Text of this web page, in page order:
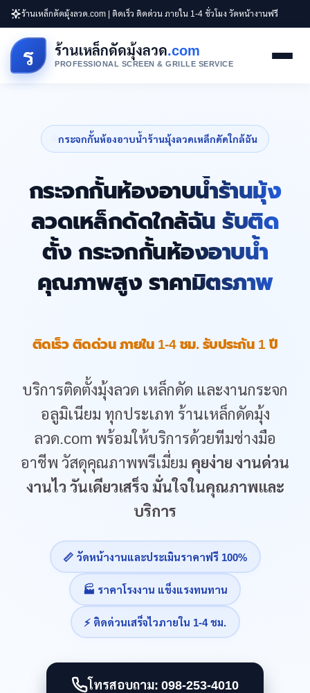
ร้านเหล็กดัดมุ้งลวด.com | ติดเร็ว ติดด่วน ภายใน 1-4 ชั่วโมง วัดหน้างานฟรี
ร ร้านเหล็กดัดมุ้งลวด.com
PROFESSIONAL SCREEN & GRILLE SERVICE
กระจกกั้นห้องอาบน้ำร้านมุ้งลวดเหล็กดัดใกล้ฉัน
กระจกกั้นห้องอาบน้ำร้านมุ้ง
ลวดเหล็กดัดใกล้ฉัน รับติด
ตั้ง กระจกกั้นห้องอาบน้ำ
คุณภาพสูง ราคามิตรภาพ
ติดเร็ว ติดด่วน ภายใน 1-4 ชม. รับประกัน 1 ปี
บริการติดตั้งมุ้งลวด เหล็กดัด และงานกระจก
อลูมิเนียม ทุกประเภท ร้านเหล็กดัดมุ้ง
ลวด.com พร้อมให้บริการด้วยทีมช่างมือ
อาชีพ วัสดุคุณภาพพรีเมี่ยม คุยง่าย งานด่วน
งานไว วันเดียวเสร็จ มั่นใจในคุณภาพและ
บริการ
📏 วัดหน้างานและประเมินราคาฟรี 100%
🏭 ราคาโรงงาน แข็งแรงทนทาน
⚡ ติดด่วนเสร็จไวภายใน 1-4 ชม.
โทรสอบถาม: 098-253-4010